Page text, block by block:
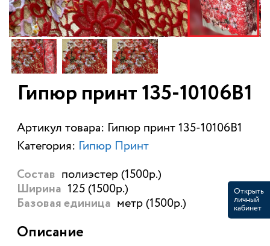
Гипюр принт 135-10106В1
Артикул товара: Гипюр принт 135-10106В1
Категория: Гипюр Принт
Состав полиэстер (1500р.)
Ширина 125 (1500р.)
Базовая единица метр (1500р.)
Описание
Открыть
личный
кабинет